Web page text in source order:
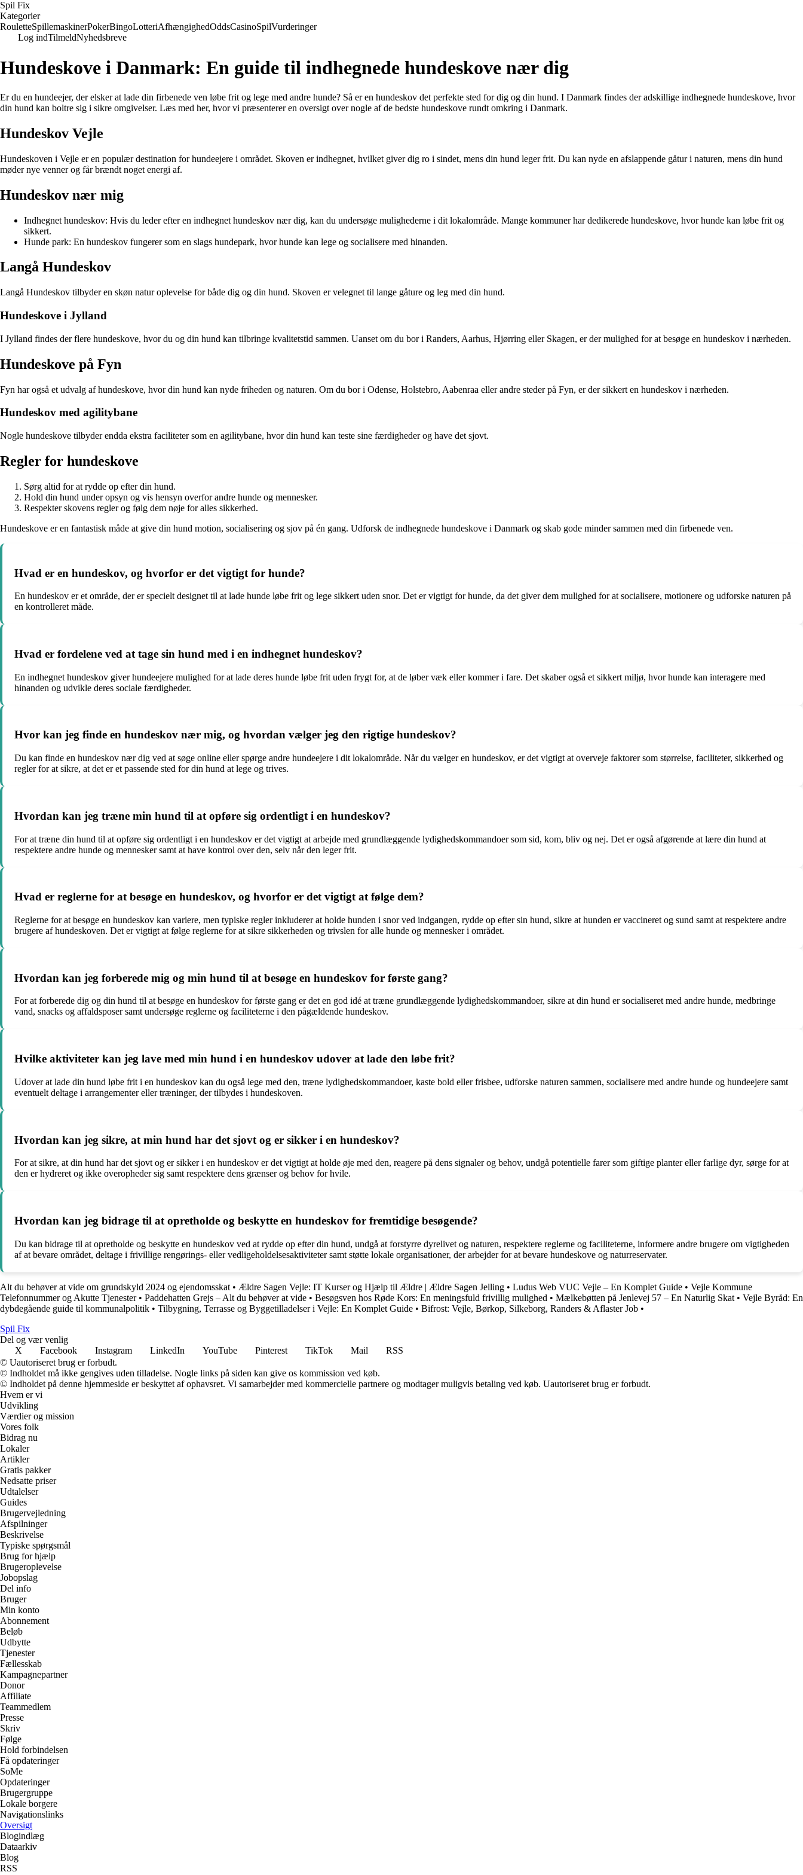
Spil Fix
Kategorier
RouletteSpillemaskinerPokerBingoLotteriAfhængighedOddsCasinoSpilVurderinger
Log indTilmeldNyhedsbreve
Hundeskove i Danmark: En guide til indhegnede hundeskove nær dig
Er du en hundeejer, der elsker at lade din firbenede ven løbe frit og lege med andre hunde? Så er en hundeskov det perfekte sted for dig og din hund. I Danmark findes der adskillige indhegnede hundeskove, hvor
din hund kan boltre sig i sikre omgivelser. Læs med her, hvor vi præsenterer en oversigt over nogle af de bedste hundeskove rundt omkring i Danmark.
Hundeskov Vejle
Hundeskoven i Vejle er en populær destination for hundeejere i området. Skoven er indhegnet, hvilket giver dig ro i sindet, mens din hund leger frit. Du kan nyde en afslappende gåtur i naturen, mens din hund
møder nye venner og får brændt noget energi af.
Hundeskov nær mig
Indhegnet hundeskov: Hvis du leder efter en indhegnet hundeskov nær dig, kan du undersøge mulighederne i dit lokalområde. Mange kommuner har dedikerede hundeskove, hvor hunde kan løbe frit og
sikkert.
Hunde park: En hundeskov fungerer som en slags hundepark, hvor hunde kan lege og socialisere med hinanden.
Langå Hundeskov
Langå Hundeskov tilbyder en skøn natur oplevelse for både dig og din hund. Skoven er velegnet til lange gåture og leg med din hund.
Hundeskove i Jylland
I Jylland findes der flere hundeskove, hvor du og din hund kan tilbringe kvalitetstid sammen. Uanset om du bor i Randers, Aarhus, Hjørring eller Skagen, er der mulighed for at besøge en hundeskov i nærheden.
Hundeskove på Fyn
Fyn har også et udvalg af hundeskove, hvor din hund kan nyde friheden og naturen. Om du bor i Odense, Holstebro, Aabenraa eller andre steder på Fyn, er der sikkert en hundeskov i nærheden.
Hundeskov med agilitybane
Nogle hundeskove tilbyder endda ekstra faciliteter som en agilitybane, hvor din hund kan teste sine færdigheder og have det sjovt.
Regler for hundeskove
Sørg altid for at rydde op efter din hund.
Hold din hund under opsyn og vis hensyn overfor andre hunde og mennesker.
Respekter skovens regler og følg dem nøje for alles sikkerhed.
Hundeskove er en fantastisk måde at give din hund motion, socialisering og sjov på én gang. Udforsk de indhegnede hundeskove i Danmark og skab gode minder sammen med din firbenede ven.
Hvad er en hundeskov, og hvorfor er det vigtigt for hunde?
En hundeskov er et område, der er specielt designet til at lade hunde løbe frit og lege sikkert uden snor. Det er vigtigt for hunde, da det giver dem mulighed for at socialisere, motionere og udforske naturen på
en kontrolleret måde.
Hvad er fordelene ved at tage sin hund med i en indhegnet hundeskov?
En indhegnet hundeskov giver hundeejere mulighed for at lade deres hunde løbe frit uden frygt for, at de løber væk eller kommer i fare. Det skaber også et sikkert miljø, hvor hunde kan interagere med
hinanden og udvikle deres sociale færdigheder.
Hvor kan jeg finde en hundeskov nær mig, og hvordan vælger jeg den rigtige hundeskov?
Du kan finde en hundeskov nær dig ved at søge online eller spørge andre hundeejere i dit lokalområde. Når du vælger en hundeskov, er det vigtigt at overveje faktorer som størrelse, faciliteter, sikkerhed og
regler for at sikre, at det er et passende sted for din hund at lege og trives.
Hvordan kan jeg træne min hund til at opføre sig ordentligt i en hundeskov?
For at træne din hund til at opføre sig ordentligt i en hundeskov er det vigtigt at arbejde med grundlæggende lydighedskommandoer som sid, kom, bliv og nej. Det er også afgørende at lære din hund at
respektere andre hunde og mennesker samt at have kontrol over den, selv når den leger frit.
Hvad er reglerne for at besøge en hundeskov, og hvorfor er det vigtigt at følge dem?
Reglerne for at besøge en hundeskov kan variere, men typiske regler inkluderer at holde hunden i snor ved indgangen, rydde op efter sin hund, sikre at hunden er vaccineret og sund samt at respektere andre
brugere af hundeskoven. Det er vigtigt at følge reglerne for at sikre sikkerheden og trivslen for alle hunde og mennesker i området.
Hvordan kan jeg forberede mig og min hund til at besøge en hundeskov for første gang?
For at forberede dig og din hund til at besøge en hundeskov for første gang er det en god idé at træne grundlæggende lydighedskommandoer, sikre at din hund er socialiseret med andre hunde, medbringe
vand, snacks og affaldsposer samt undersøge reglerne og faciliteterne i den pågældende hundeskov.
Hvilke aktiviteter kan jeg lave med min hund i en hundeskov udover at lade den løbe frit?
Udover at lade din hund løbe frit i en hundeskov kan du også lege med den, træne lydighedskommandoer, kaste bold eller frisbee, udforske naturen sammen, socialisere med andre hunde og hundeejere samt
eventuelt deltage i arrangementer eller træninger, der tilbydes i hundeskoven.
Hvordan kan jeg sikre, at min hund har det sjovt og er sikker i en hundeskov?
For at sikre, at din hund har det sjovt og er sikker i en hundeskov er det vigtigt at holde øje med den, reagere på dens signaler og behov, undgå potentielle farer som giftige planter eller farlige dyr, sørge for at
den er hydreret og ikke overopheder sig samt respektere dens grænser og behov for hvile.
Hvordan kan jeg bidrage til at opretholde og beskytte en hundeskov for fremtidige besøgende?
Du kan bidrage til at opretholde og beskytte en hundeskov ved at rydde op efter din hund, undgå at forstyrre dyrelivet og naturen, respektere reglerne og faciliteterne, informere andre brugere om vigtigheden
af at bevare området, deltage i frivillige rengørings- eller vedligeholdelsesaktiviteter samt støtte lokale organisationer, der arbejder for at bevare hundeskove og naturreservater.
Alt du behøver at vide om grundskyld 2024 og ejendomsskat • Ældre Sagen Vejle: IT Kurser og Hjælp til Ældre | Ældre Sagen Jelling • Ludus Web VUC Vejle – En Komplet Guide • Vejle Kommune
Telefonnummer og Akutte Tjenester• Paddehatten Grejs – Alt du behøver at vide • Besøgsven hos Røde Kors: En meningsfuld frivillig mulighed • Mælkebøtten på Jenlevej 57 – En Naturlig Skat • Vejle Byråd: En
dybdegående guide til kommunalpolitik • Tilbygning, Terrasse og Byggetilladelser i Vejle: En Komplet Guide • Bifrost: Vejle, Børkop, Silkeborg, Randers & Aflaster Job •
Spil Fix
Del og vær venlig
X
Facebook Instagram LinkedIn YouTube Pinterest TikTok Mail
RSS
© Uautoriseret brug er forbudt.
© Indholdet må ikke gengives uden tilladelse. Nogle links på siden kan give os kommission ved køb.
© Indholdet på denne hjemmeside er beskyttet af ophavsret. Vi samarbejder med kommercielle partnere og modtager muligvis betaling ved køb. Uautoriseret brug er forbudt.
Hvem er vi
Udvikling
Værdier og mission
Vores folk
Bidrag nu
Lokaler
Artikler
Gratis pakker
Nedsatte priser
Udtalelser
Guides
Brugervejledning
Afspilninger
Beskrivelse
Typiske spørgsmål
Brug for hjælp
Brugeroplevelse
Jobopslag
Del info
Bruger
Min konto
Abonnement
Beløb
Udbytte
Tjenester
Fællesskab
Kampagnepartner
Donor
Affiliate
Teammedlem
Presse
Skriv
Følge
Hold forbindelsen
Få opdateringer
SoMe
Opdateringer
Brugergruppe
Lokale borgere
Navigationslinks
Oversigt
Blogindlæg
Dataarkiv
Blog
RSS